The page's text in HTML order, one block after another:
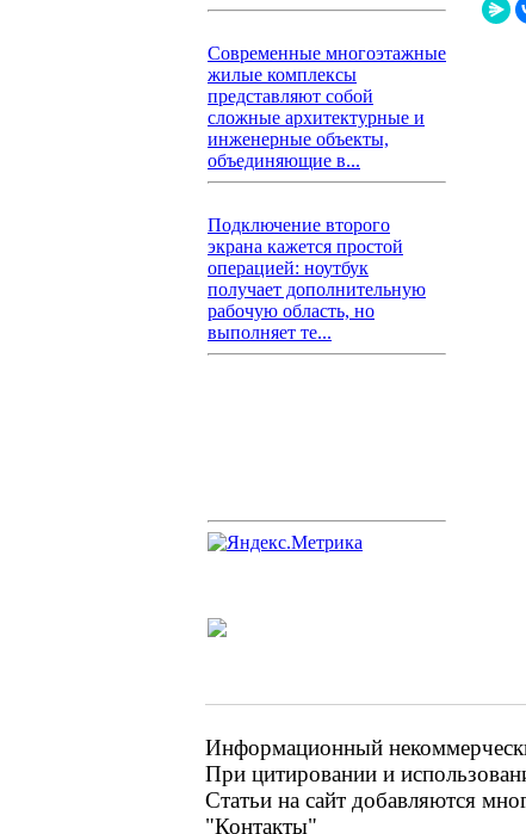
Современные многоэтажные
жилые комплексы
представляют собой
сложные архитектурные и
инженерные объекты,
объединяющие в...
Подключение второго
экрана кажется простой
операцией: ноутбук
получает дополнительную
рабочую область, но
выполняет те...
Информационный
При цитировании и
Статьи на сайт добавляются
"Контакты"